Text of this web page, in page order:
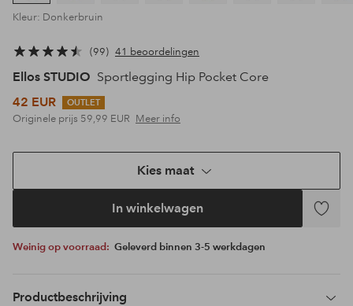
Kleur: Donkerbruin
99 41 beoordelingen
Ellos STUDIO Sportlegging Hip Pocket Core
42 EUR
OUTLET
Originele prijs 59,99 EUR Meer info
Kies maat
In winkelwagen
Weinig op voorraad: Geleverd binnen 3-5 werkdagen
Productbeschrijving